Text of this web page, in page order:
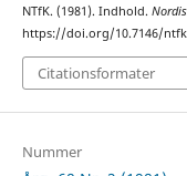
NTfK. (1981). Indhold.
https://doi.org/10.7146/
Citationsformater
Nummer